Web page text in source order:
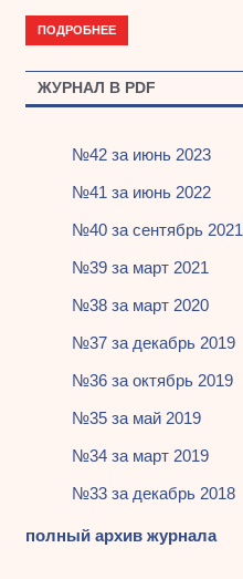
ПОДРОБНЕЕ
ЖУРНАЛ В PDF
№42 за июнь 2023
№41 за июнь 2022
№40 за сентябрь 2021
№39 за март 2021
№38 за март 2020
№37 за декабрь 2019
№36 за октябрь 2019
№35 за май 2019
№34 за март 2019
№33 за декабрь 2018
полный архив журнала